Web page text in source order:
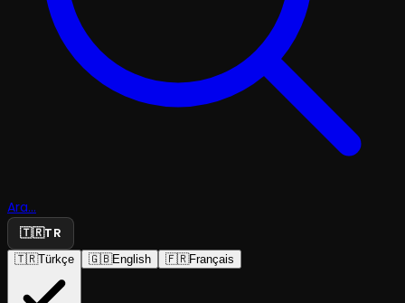
Ara...
🇹🇷TR
🇹🇷Türkçe 🇬🇧English 🇫🇷Français